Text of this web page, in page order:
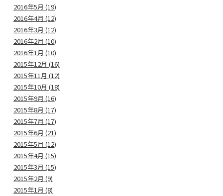
2016年5月 (19)
2016年4月 (12)
2016年3月 (12)
2016年2月 (10)
2016年1月 (10)
2015年12月 (16)
2015年11月 (12)
2015年10月 (18)
2015年9月 (16)
2015年8月 (17)
2015年7月 (17)
2015年6月 (21)
2015年5月 (12)
2015年4月 (15)
2015年3月 (15)
2015年2月 (9)
2015年1月 (8)